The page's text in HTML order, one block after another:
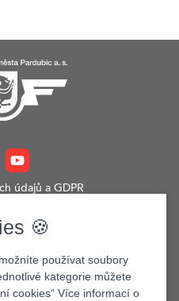
údajů a GDPR
webu pro PC
města Pardubic a.s.
🍪
používat soubory
kategorie můžete
cookies“ Více informací o